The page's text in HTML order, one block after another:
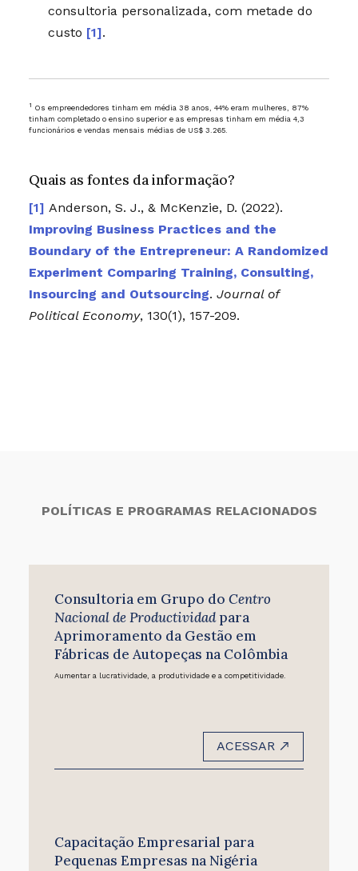
consultoria personalizada, com metade do
custo [1].
1 Os empreendedores tinham em média 38 anos, 44% eram mulheres, 87%
tinham completado o ensino superior e as empresas tinham em média 4,3
funcionários e vendas mensais médias de US$ 3.265.
Quais as fontes da informação?
Anderson, S. J., & McKenzie, D. (2022).
Improving Business Practices and the
Boundary of the Entrepreneur: A Randomized
Experiment Comparing Training, Consulting,
Insourcing and Outsourcing. Journal of
Political Economy, 130(1), 157-209.
POLÍTICAS E PROGRAMAS RELACIONADOS
Consultoria em Grupo do Centro
Nacional de Productividadpara
Aprimoramento da Gestão em
Fábricas de Autopeças na Colômbia
Aumentar a lucratividade, a produtividade e a competitividade.
ACESSAR
Capacitação Empresarial para
Pequenas Empresas na Nigéria